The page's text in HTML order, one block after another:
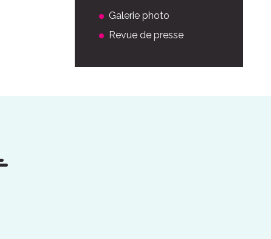
Galerie photo
Revue de presse